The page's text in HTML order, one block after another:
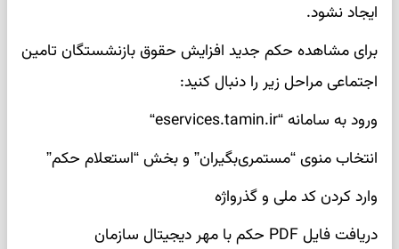
ایجاد نشود.
برای مشاهده حکم جدید افزایش حقوق بازنشستگان تامین
اجتماعی مراحل زیر را دنبال کنید:
ورود به سامانه “eservices.tamin.ir“
انتخاب منوی “مستمری‌بگیران” و بخش “استعلام حکم”
وارد کردن کد ملی و گذرواژه
دریافت فایل PDF حکم با مهر دیجیتال سازمان